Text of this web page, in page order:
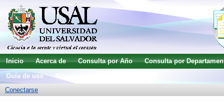
Inicio Acerca de Consulta por Año
Consulta por
Guía de uso
Conectarse